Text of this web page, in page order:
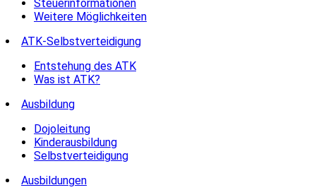
Steuerinformationen
Weitere Möglichkeiten
ATK-Selbstverteidigung
Entstehung des ATK
Was ist ATK?
Ausbildung
Dojoleitung
Kinderausbildung
Selbstverteidigung
Ausbildungen